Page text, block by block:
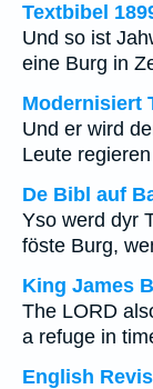
Textbibel
Und so ist
eine Burg in
Modernisiert
Und er wird
Leute
De Bibl auf
Yso werd dyr
föste Burg,
King James
The LORD
a refuge in
English